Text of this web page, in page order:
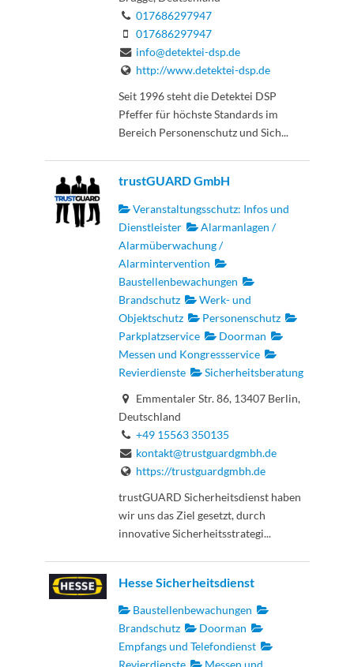
017686297947
017686297947
info@detektei-dsp.de
http://www.detektei-dsp.de
Seit 1996 steht die Detektei DSP
Pfeffer für höchste Standards im
Bereich Personenschutz und Sich...
trustGUARD GmbH
Veranstaltungsschutz: Infos und
Dienstleister
Alarmanlagen /
Alarmüberwachung /
Alarmintervention
Baustellenbewachungen
Brandschutz
Werk- und
Objektschutz
Personenschutz
Parkplatzservice
Doorman
Messen und Kongressservice
Revierdienste
Sicherheitsberatung
Emmentaler Str. 86, 13407 Berlin,
Deutschland
+49 15563 350135
kontakt@trustguardgmbh.de
https://trustguardgmbh.de
trustGUARD Sicherheitsdienst haben
wir uns das Ziel gesetzt, durch
innovative Sicherheitsstrategi...
Hesse Sicherheitsdienst
Baustellenbewachungen
Brandschutz
Doorman
Empfangs und Telefondienst